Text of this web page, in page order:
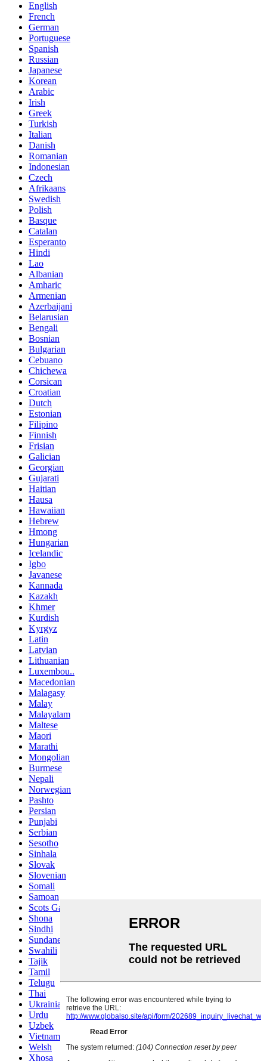
English
French
German
Portuguese
Spanish
Russian
Japanese
Korean
Arabic
Irish
Greek
Turkish
Italian
Danish
Romanian
Indonesian
Czech
Afrikaans
Swedish
Polish
Basque
Catalan
Esperanto
Hindi
Lao
Albanian
Amharic
Armenian
Azerbaijani
Belarusian
Bengali
Bosnian
Bulgarian
Cebuano
Chichewa
Corsican
Croatian
Dutch
Estonian
Filipino
Finnish
Frisian
Galician
Georgian
Gujarati
Haitian
Hausa
Hawaiian
Hebrew
Hmong
Hungarian
Icelandic
Igbo
Javanese
Kannada
Kazakh
Khmer
Kurdish
Kyrgyz
Latin
Latvian
Lithuanian
Luxembou..
Macedonian
Malagasy
Malay
Malayalam
Maltese
Maori
Marathi
Mongolian
Burmese
Nepali
Norwegian
Pashto
Persian
Punjabi
Serbian
Sesotho
Sinhala
Slovak
Slovenian
Somali
Samoan
Scots Gaelic
Shona
Sindhi
Sundanese
Swahili
Tajik
Tamil
Telugu
Thai
Ukrainian
Urdu
Uzbek
Vietnamese
Welsh
Xhosa